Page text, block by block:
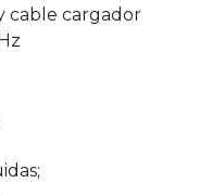
cable cargador